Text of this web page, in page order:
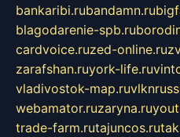
bankaribi.rubandamn.ru
blagodarenie-spb.ru
cardvoice.ruzed-online.ru
zarafshan.ruyork-life.ru
vladivostok-map.ru
webamator.ruzaryna.ru
trade-farm.rutajuncos.ru